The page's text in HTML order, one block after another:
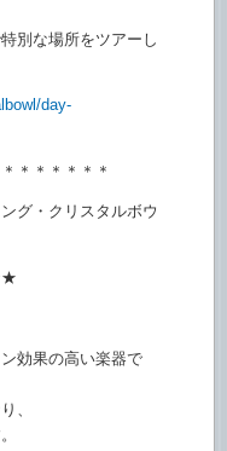
別な場所をツアーし
day-
＊＊＊＊＊＊
グ・ クリスタルボウ
効果の高い楽器で
、